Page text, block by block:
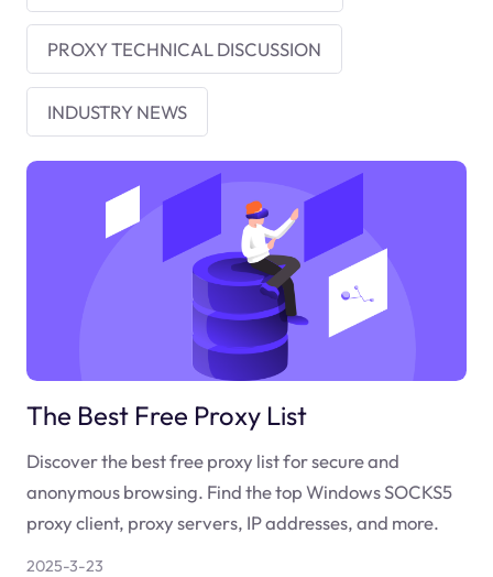
PROXY TECHNICAL DISCUSSION
INDUSTRY NEWS
The Best Free Proxy List
Discover the best free proxy list for secure and
anonymous browsing. Find the top Windows SOCKS5
proxy client, proxy servers, IP addresses, and more.
2025-3-23